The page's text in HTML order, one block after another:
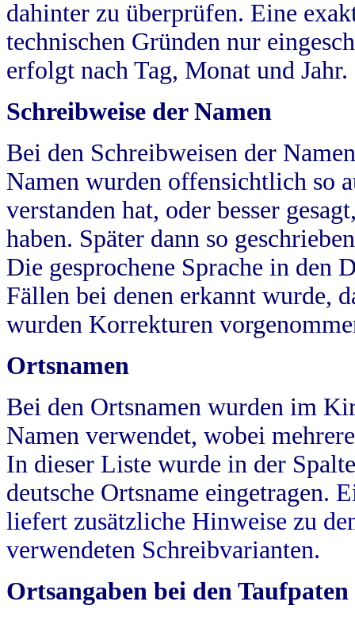
dahinter zu überprüfen. Eine
technischen Gründen nur
erfolgt nach Tag, Monat und Jahr.
Schreibweise der Namen
Bei den Schreibweisen der
Namen wurden offensichtlich so
verstanden hat, oder besser
haben. Später dann so
Die gesprochene Sprache in
Fällen bei denen erkannt wurde,
wurden Korrekturen
Ortsnamen
Bei den Ortsnamen wurden im
Namen verwendet, wobei
In dieser Liste wurde in der
deutsche Ortsname eingetragen.
liefert zusätzliche Hinweise zu
verwendeten Schreibvarianten.
Ortsangaben bei den Taufpaten